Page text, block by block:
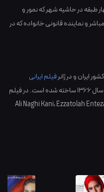
طبقه در حاشیه شهر که نمور و
و نماینده قانونی خانواده که در
ایرانو در ژانرفیلم ایرانی
سال1366ساخته شده است. در فیلم
Ali Naghi Kani،Ezzatolah